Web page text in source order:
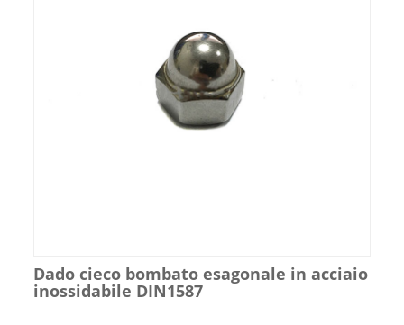
Dado cieco bombato esagonale in acciaio
inossidabile DIN1587